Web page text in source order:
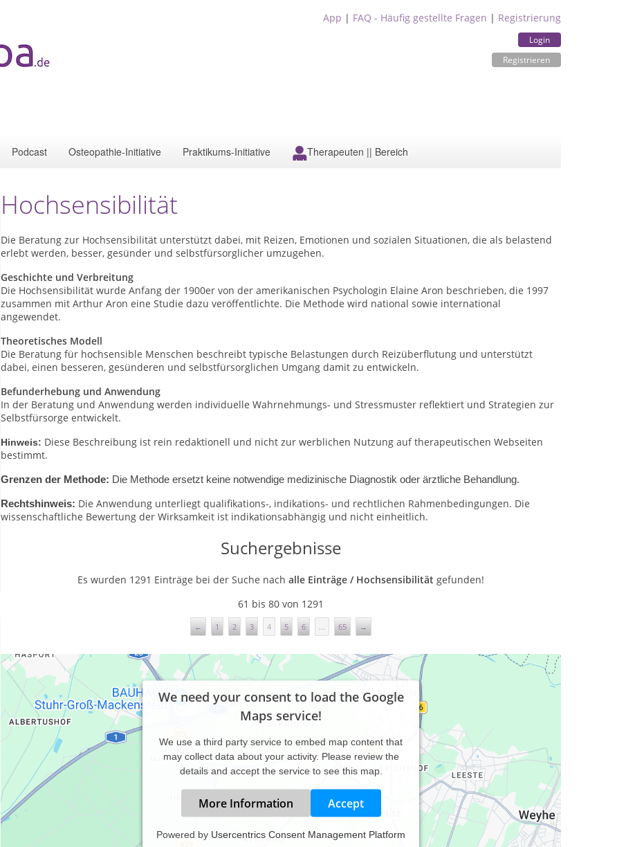
App | FAQ - Häufig gestellte Fragen | Registrierung
Login
Registrieren
Podcast Osteopathie-Initiative Praktikums-Initiative Therapeuten || Bereich
Hochsensibilität
Die Beratung zur Hochsensibilität unterstützt dabei, mit Reizen, Emotionen und sozialen Situationen, die als belastend
erlebt werden, besser, gesünder und selbstfürsorglicher umzugehen.
Geschichte und Verbreitung
Die Hochsensibilität wurde Anfang der 1900er von der amerikanischen Psychologin Elaine Aron beschrieben, die 1997
zusammen mit Arthur Aron eine Studie dazu veröffentlichte. Die Methode wird national sowie international
angewendet.
Theoretisches Modell
Die Beratung für hochsensible Menschen beschreibt typische Belastungen durch Reizüberflutung und unterstützt
dabei, einen besseren, gesünderen und selbstfürsorglichen Umgang damit zu entwickeln.
Befunderhebung und Anwendung
In der Beratung und Anwendung werden individuelle Wahrnehmungs- und Stressmuster reflektiert und Strategien zur
Selbstfürsorge entwickelt.
Hinweis: Diese Beschreibung ist rein redaktionell und nicht zur werblichen Nutzung auf therapeutischen Webseiten
bestimmt.
Grenzen der Methode: Die Methode ersetzt keine notwendige medizinische Diagnostik oder ärztliche Behandlung.
Rechtshinweis: Die Anwendung unterliegt qualifikations-, indikations- und rechtlichen Rahmenbedingungen. Die
wissenschaftliche Bewertung der Wirksamkeit ist indikationsabhängig und nicht einheitlich.
Suchergebnisse
Es wurden 1291 Einträge bei der Suche nach alle Einträge / Hochsensibilität gefunden!
61 bis 80 von 1291
← 1 2 3 4 5 6 ... 65 →
We need your consent to load the Google
Maps service!
We use a third party service to embed map content that
may collect data about your activity. Please review the
details and accept the service to see this map.
More Information Accept
Powered by Usercentrics Consent Management Platform
Dirk M. Schumacher Heilpraktiker für Psychotherapie Bad Tölz